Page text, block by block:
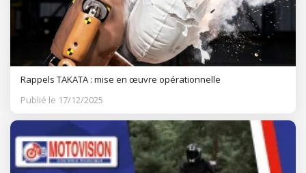
Rappels TAKATA : mise en œuvre opérationnelle
Publié le 17/12/2025